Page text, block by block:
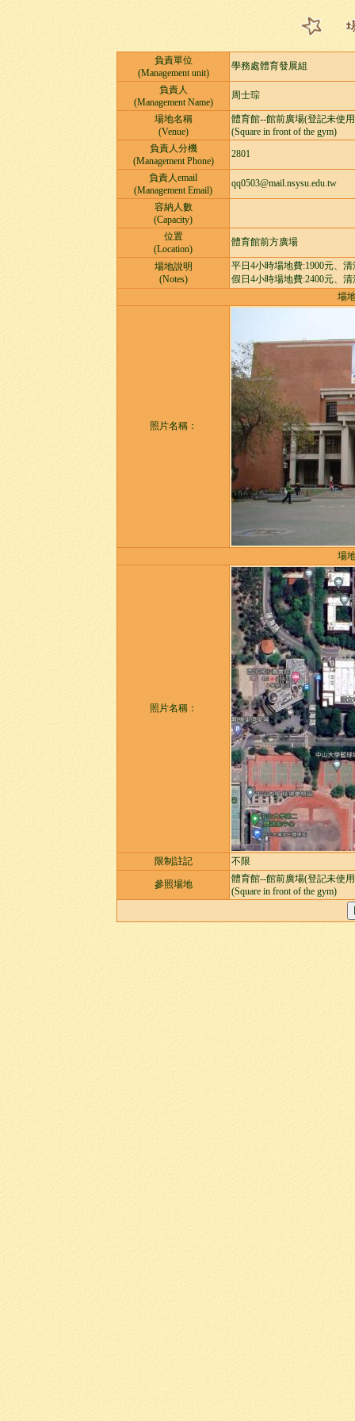
負責單位
(Management unit)
學務處體育發展組
負責人
(Management Name)
周士琮
場地名稱
(Venue)
體育館--館前廣場(登記未使
(Square in front of the gym)
負責人分機
(Management Phone)
2801
負責人email
(Management Email)
qq0503@mail.nsysu.edu.tw
容納人數
(Capacity)
位置
(Location)
體育館前方廣場
場地說明
(Notes)
平日4小時場地費:1900元、清
假日4小時場地費:2400元、清
場
照片名稱：
場
照片名稱：
限制註記 不限
參照場地
體育館--館前廣場(登記未使
(Square in front of the gym)